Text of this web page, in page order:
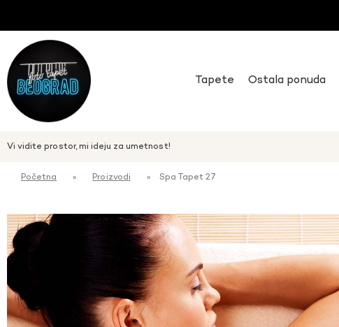
Tapete Ostala ponuda
Vi vidite prostor, mi ideju za umetnost!
Početna » Proizvodi » Spa Tapet 27